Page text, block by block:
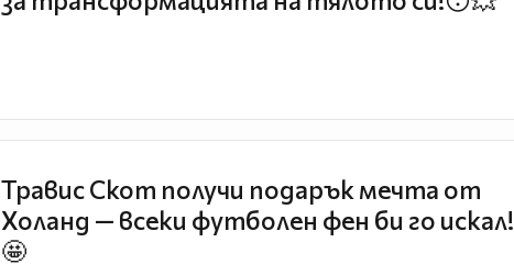
Травис Скот получи подарък мечта от
Холанд — всеки футболен фен би го искал!
🤩